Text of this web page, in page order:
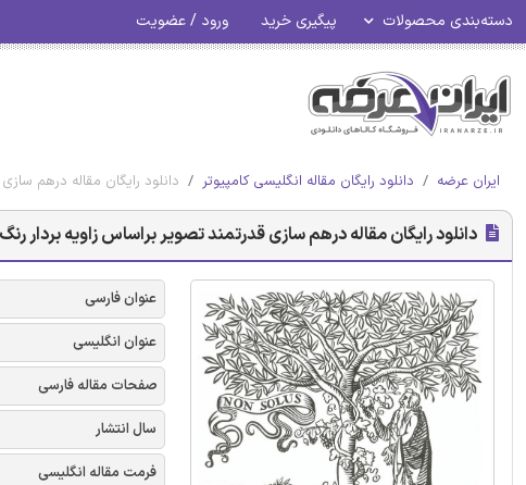
دسته‌بندی محصولات پیگیری خرید ورود / عضویت
ایران عرضه دانلود رایگان مقاله انگلیسی کامپیوتر دانلود رایگان مقاله درهم
دانلود رایگان مقاله درهم سازی قدرتمند تصویر براساس زاویه بردار
عنوان فارسی
عنوان انگلیسی
صفحات مقاله فارسی
سال انتشار
فرمت مقاله انگلیسی